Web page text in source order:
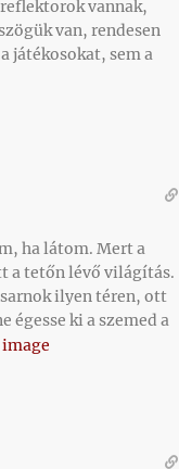
vannak,
van, rendesen
játékosokat, sem a
ha látom. Mert a
a tetőn lévő világítás.
ilyen téren, ott
égesse ki a szemed a